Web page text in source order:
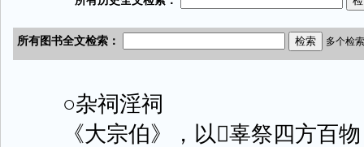
○杂祠淫祠
《大宗伯》，以辜祭四方百物